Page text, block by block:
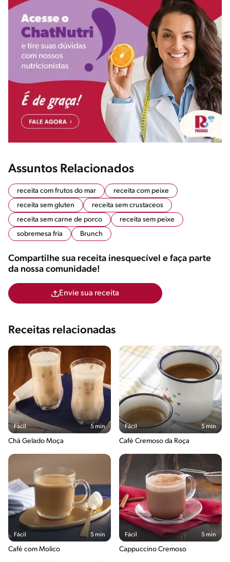
Assuntos Relacionados
receita com frutos do mar
receita com peixe
receita sem gluten
receita sem crustaceos
receita sem carne de porco
receita sem peixe
sobremesa fria
Brunch
Compartilhe sua receita inesquecível e faça parte
da nossa comunidade!
Envie sua receita
Receitas relacionadas
Fácil 5 min
Chá Gelado Moça
Fácil 5 min
Café Cremoso da Roça
Fácil 5 min
Café com Molico
Fácil 5 min
Cappuccino Cremoso